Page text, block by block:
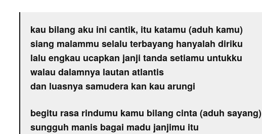
kau bilang aku ini cantik, itu katamu (aduh kamu)
siang malammu selalu terbayang hanyalah diriku
lalu engkau ucapkan janji tanda setiamu untukku
walau dalamnya lautan atlantis
dan luasnya samudera kan kau arungi
begitu rasa rindumu kamu bilang cinta (aduh sayang)
sungguh manis bagai madu janjimu itu